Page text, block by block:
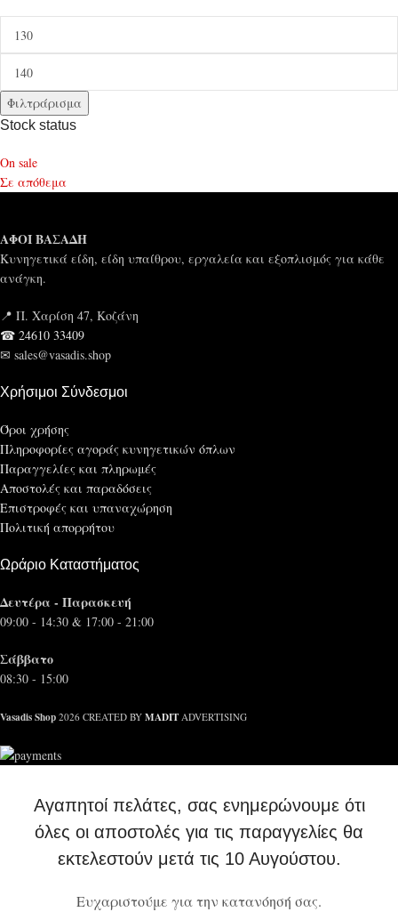
Φιλτράρισμα
Stock status
On sale
Σε απόθεμα
ΑΦΟΙ ΒΑΣΑΔΗ
Κυνηγετικά είδη, είδη υπαίθρου, εργαλεία και εξοπλισμός για κάθε
ανάγκη.
📍 Π. Χαρίση 47, Κοζάνη
☎ 24610 33409
✉ sales@vasadis.shop
Χρήσιμοι Σύνδεσμοι
Όροι χρήσης
Πληροφορίες αγοράς κυνηγετικών όπλων
Παραγγελίες και πληρωμές
Αποστολές και παραδόσεις
Επιστροφές και υπαναχώρηση
Πολιτική απορρήτου
Ωράριο Καταστήματος
Δευτέρα - Παρασκευή
09:00 - 14:30 & 17:00 - 21:00
Σάββατο
08:30 - 15:00
Vasadis Shop 2026 CREATED BY MADIT ADVERTISING
Αγαπητοί πελάτες, σας ενημερώνουμε ότι
όλες οι αποστολές για τις παραγγελίες θα
εκτελεστούν μετά τις 10 Αυγούστου.
Ευχαριστούμε για την κατανόησή σας.